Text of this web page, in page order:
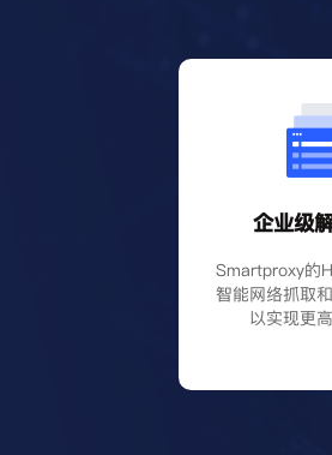
企业级
Smartproxy的
智能网络抓取
以实现更